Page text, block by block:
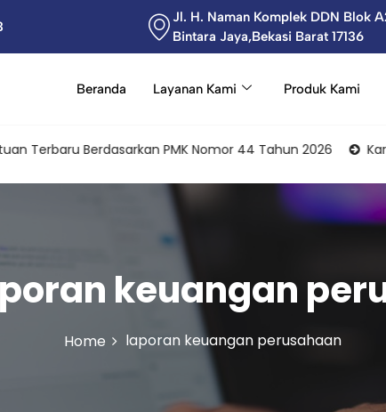
Jl. H. Naman Komplek DDN Blok
Bintara Jaya,Bekasi Barat 17136
Beranda Layanan Kami Produk Kami
Berdasarkan PMK Nomor 44 Tahun 2026
keuangan
Home laporan keuangan perusahaan